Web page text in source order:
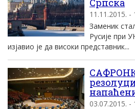
Српска
11.11.2015. -
Заменик
Русије при
изјавио је да високи представник...
03.07.2015. -